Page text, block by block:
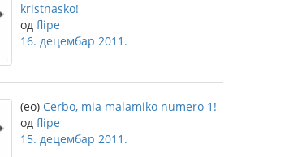
kristnasko!
од flipe
16. децембар 2011.
(eo) Cerbo, mia malamiko numero 1!
од flipe
15. децембар 2011.